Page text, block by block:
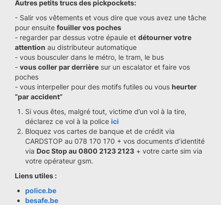
Autres petits trucs des pickpockets:
- Salir vos vêtements et vous dire que vous avez une tâche
pour ensuite fouiller vos poches
- regarder par dessus votre épaule et détourner votre
attention au distributeur automatique
- vous bousculer dans le métro, le tram, le bus
- vous coller par derrière sur un escalator et faire vos
poches
- vous interpeller pour des motifs futiles ou vous heurter
“par accident”
Si vous êtes, malgré tout, victime d’un vol à la tire,
déclarez ce vol à la police ici
Bloquez vos cartes de banque et de crédit via
CARDSTOP au 078 170 170 + vos documents d’identité
via Doc Stop au 0800 2123 2123 + votre carte sim via
votre opérateur gsm.
Liens utiles :
police.be
besafe.be